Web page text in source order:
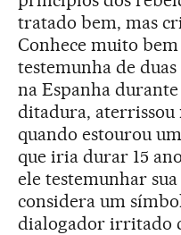
tratado bem, mas
Conhece muito
testemunha de
na Espanha
ditadura, aterrissou
quando estourou
que iria durar 15
ele testemunhar
considera um
dialogador irritado